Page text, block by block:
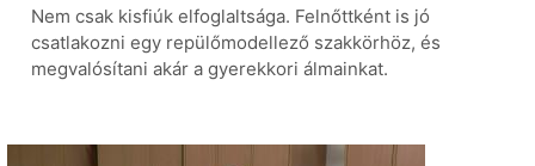
Nem csak kisfiúk elfoglaltsága. Felnőttként is jó
csatlakozni egy repülőmodellező szakkörhöz, és
megvalósítani akár a gyerekkori álmainkat.